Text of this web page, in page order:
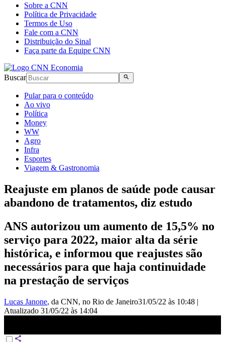
Sobre a CNN
Política de Privacidade
Termos de Uso
Fale com a CNN
Distribuição do Sinal
Faça parte da Equipe CNN
Buscar
Pular para o conteúdo
Ao vivo
Política
Money
WW
Agro
Infra
Esportes
Viagem & Gastronomia
Reajuste em planos de saúde pode causar
abandono de tratamentos, diz estudo
ANS autorizou um aumento de 15,5% no
serviço para 2022, maior alta da série
histórica, e informou que reajustes são
necessários para que haja continuidade
na prestação de serviços
Lucas Janone, da CNN, no Rio de Janeiro31/05/22 às 10:48 |
Atualizado 31/05/22 às 14:04